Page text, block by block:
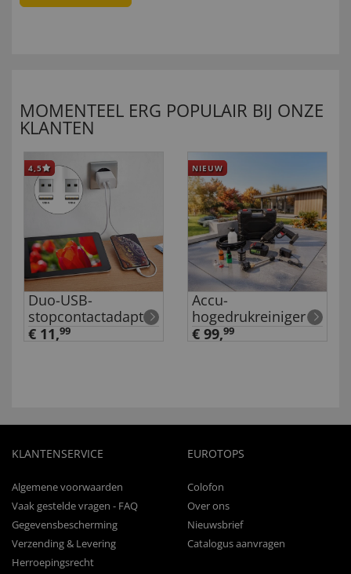
MOMENTEEL ERG POPULAIR BIJ ONZE
KLANTEN
4,5
Duo-USB-
stopcontactadapter
€ 11,99
NIEUW
Accu-
hogedrukreiniger
€ 99,99
KLANTENSERVICE
Algemene voorwaarden
Vaak gestelde vragen - FAQ
Gegevensbescherming
Verzending & Levering
Herroepingsrecht
EUROTOPS
Colofon
Over ons
Nieuwsbrief
Catalogus aanvragen